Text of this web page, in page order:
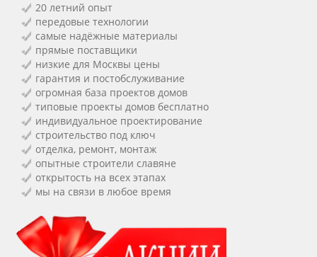
20 летний опыт
передовые технологии
самые надёжные материалы
прямые поставщики
низкие для Москвы цены
гарантия и постобслуживание
огромная база проектов домов
типовые проекты домов бесплатно
индивидуальное проектирование
строительство под ключ
отделка, ремонт, монтаж
опытные строители славяне
открытость на всех этапах
мы на связи в любое время